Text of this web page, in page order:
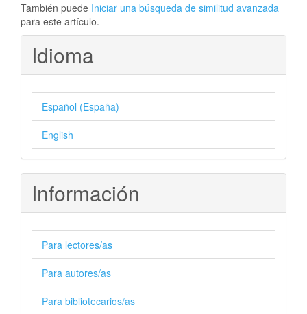
También puede Iniciar una búsqueda de similitud avanzada
para este artículo.
Idioma
Español (España)
English
Información
Para lectores/as
Para autores/as
Para bibliotecarios/as